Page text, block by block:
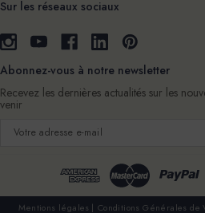
Sur les réseaux sociaux
Abonnez-vous à notre newsletter
Recevez les dernières actualités sur les
venir
Adresse
Mentions légales Conditions Générales de